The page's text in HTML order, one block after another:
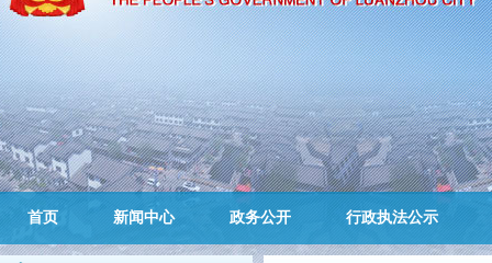
首页 新闻中心 政务公开 行政执法公示